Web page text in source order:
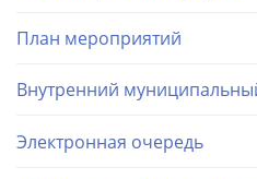
План мероприятий
Внутренний
Электронная очередь